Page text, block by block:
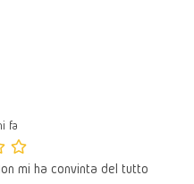
fa
mi ha convinta del tutto